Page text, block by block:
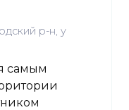
р-н, у
самым